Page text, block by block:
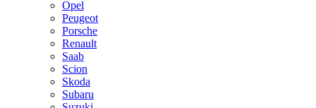
Opel
Peugeot
Porsche
Renault
Saab
Scion
Skoda
Subaru